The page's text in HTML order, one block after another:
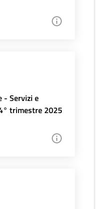
- Servizi e
trimestre 2025